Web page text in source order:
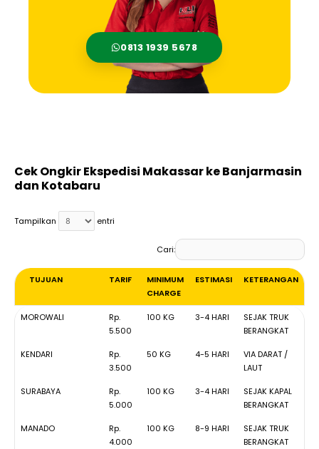
0813 1939 5678
Cek Ongkir Ekspedisi Makassar ke Banjarmasin
dan Kotabaru
Tampilkan entri
Cari:
TUJUAN TARIF
MINIMUM
CHARGE
ESTIMASI KETERANGAN
TUJUAN TARIF
MINIMUM
ESTIMASI KETERANGAN
MOROWALI
Rp.
5.500
100 KG 3-4 HARI
SEJAK TRUK
BERANGKAT
KENDARI
Rp.
3.500
50 KG 4-5 HARI
VIA DARAT /
LAUT
SURABAYA
Rp.
5.000
100 KG 3-4 HARI
SEJAK KAPAL
BERANGKAT
MANADO
Rp.
4.000
100 KG 8-9 HARI
SEJAK TRUK
BERANGKAT